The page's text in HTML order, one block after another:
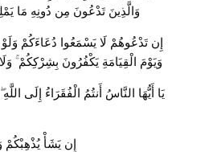
وَالَّذِينَ تَدْعُونَ مِن دُونِهِ مَا
إِن تَدْعُوهُمْ لَا يَسْمَعُوا دُعَاءَكُمْ
وَيَوْمَ الْقِيَامَةِ يَكْفُرُونَ بِشِرْكِكُمْ ۚ وَلَا
يَا أَيُّهَا النَّاسُ أَنتُمُ الْفُقَرَاءُ إِلَى
إِن يَشَأْ يُذْهِبْكُمْ